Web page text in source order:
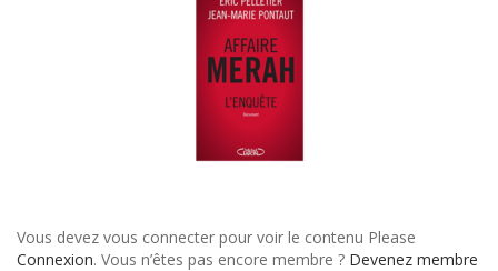
Vous devez vous connecter pour voir le contenu Please
Connexion. Vous n’êtes pas encore membre ? Devenez membre